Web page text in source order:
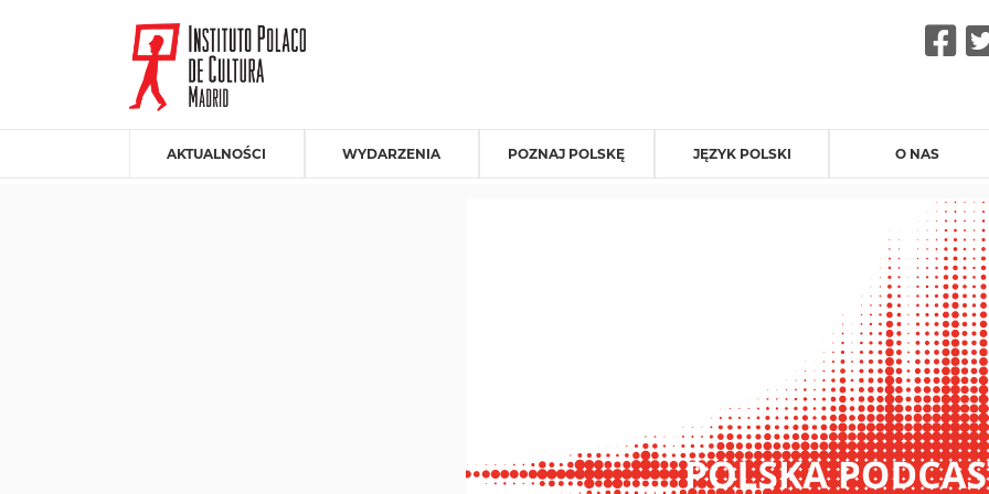
AKTUALNOŚCI WYDARZENIA POZNAJ POLSKĘ JĘZYK POLSKI O NAS